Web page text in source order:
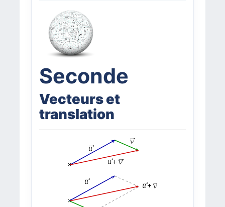
Seconde
Vecteurs et
translation